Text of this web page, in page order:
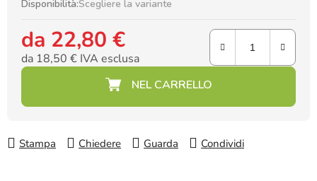
Disponibilità:Scegliere la variante
da 22,80 €
da 18,50 € IVA esclusa
Prezzo della misura:
Stampa Chiedere Guarda Condividi